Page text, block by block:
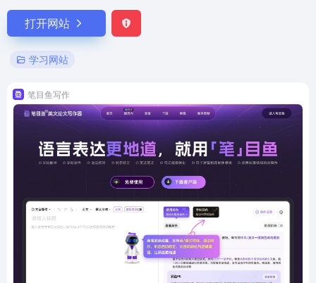
打开网站
学习网站
笔目鱼写作